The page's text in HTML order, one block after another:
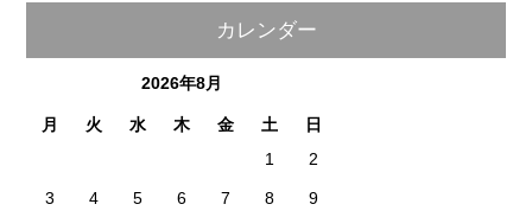
カレンダー
2026年8月
月 火 水 木 金 土
日
1
2
3 4 5 6 7 8 9